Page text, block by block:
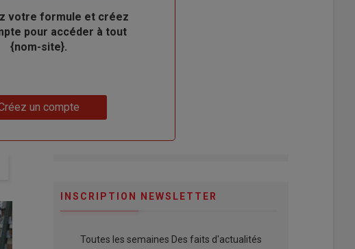
votre formule et créez
pour accéder à tout
{nom-site}.
un compte
INSCRIPTION NEWSLETTER
Toutes les semaines Des faits d'actualités